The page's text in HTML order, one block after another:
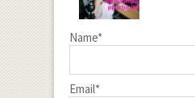
Name*
Email*